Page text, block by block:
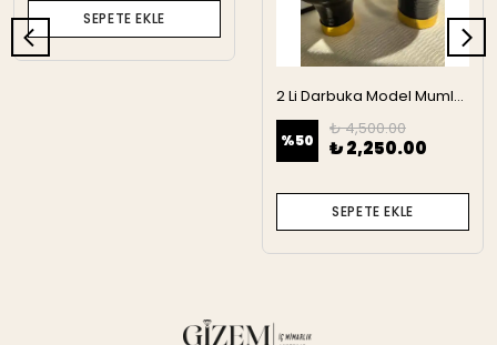
SEPETE EKLE
2 Li Darbuka Model Mumluk
%50
₺ 4,500.00
₺ 2,250.00
SEPETE EKLE